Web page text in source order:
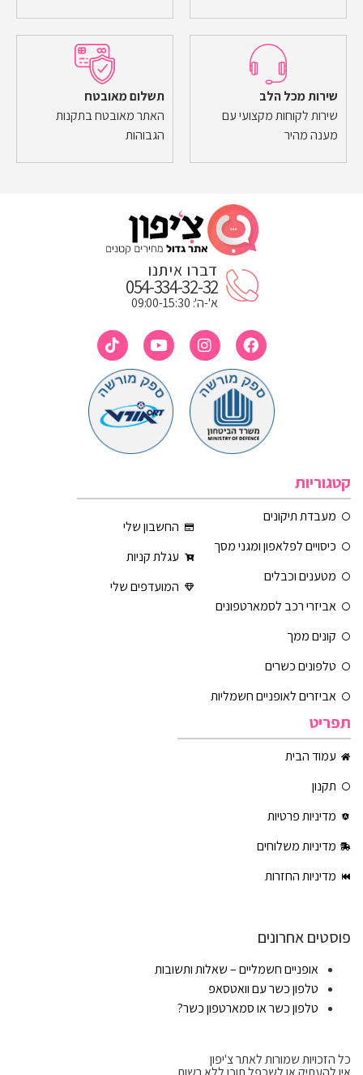
שירות מכל הלב
שירות לקוחות מקצועי עם
מענה מהיר
תשלום מאובטח
האתר מאובטח בתקנות
הגבוהות
דברו איתנו
054-334-32-32
א'-ה': 09:00-15:30
קטגוריות
מעבדת תיקונים
כיסויים לפלאפון ומגני מסך
מטענים וכבלים
אביזרי רכב לסמארטפונים
קונים ממך
טלפונים כשרים
אביזרים לאופניים חשמליות
החשבון שלי
עגלת קניות
המועדפים שלי
תפריט
עמוד הבית
תקנון
מדיניות פרטיות
מדיניות משלוחים
מדיניות החזרות
פוסטים אחרונים
אופניים חשמליים – שאלות ותשובות
טלפון כשר עם וואטסאפ
טלפון כשר או סמארטפון כשר?
כל הזכויות שמורות לאתר צ'יפון